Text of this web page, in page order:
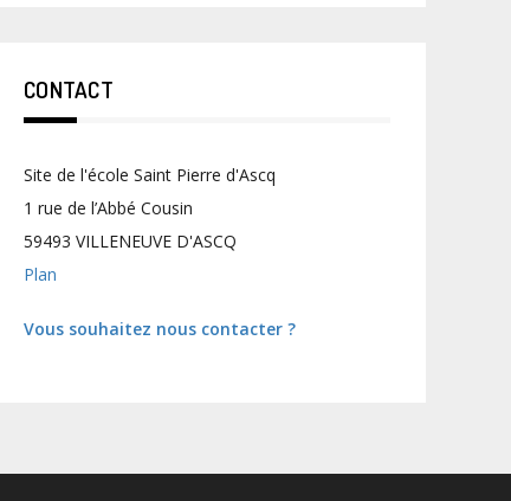
CONTACT
Site de l'école Saint Pierre d'Ascq
1 rue de l’Abbé Cousin
59493 VILLENEUVE D'ASCQ
Plan
Vous souhaitez nous contacter ?